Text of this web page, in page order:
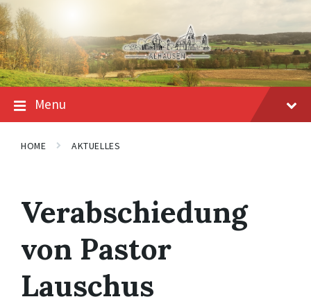
Skip
to
content
Skip
to
main
navigation
Skip
to
footer
Menu
HOME AKTUELLES
Verabschiedung
von Pastor
Lauschus